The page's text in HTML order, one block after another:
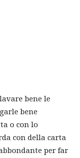
lavare bene le
bene
o con lo
con della carta
per far